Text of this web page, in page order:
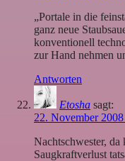
„Portale in die
ganz neue
konventionell
zur Hand nehmen
Antworten
Etosha sagt:
22. November
Nachtschwester, da
Saugkraftverlust